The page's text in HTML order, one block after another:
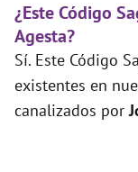
¿Este Código
Agesta?
Sí. Este Código
existentes en
canalizados por